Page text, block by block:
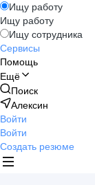
Ищу работу
Ищу работу
Ищу сотрудника
Сервисы
Помощь
Ещё
Поиск
Алексин
Войти
Войти
Создать резюме